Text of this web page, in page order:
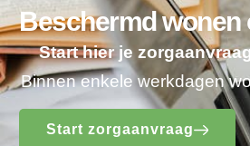
Beschermd wonen
Start hier je
Binnen enkele werkdagen
Start zorgaanvraag